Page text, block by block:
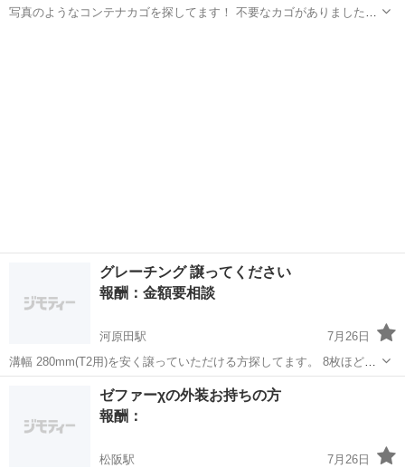
写真のようなコンテナカゴを探してます！ 不要なカゴがありましたら
グレーチング 譲ってください
報酬：金額要相談
河原田駅
7月26日
溝幅 280mm(T2用)を安く譲っていただける方探してます。 8枚ほど探
しております。 よろしくお願い致します。買いたい/ください
ゼファーχの外装お持ちの方
報酬：
松阪駅
7月26日